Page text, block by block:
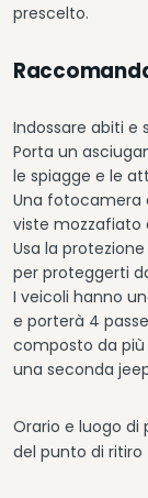
prescelto.
Indossare abiti e
Porta un
le spiagge e le
Una fotocamera
viste mozzafiato
Usa la
per proteggerti
I veicoli hanno
e porterà 4
composto da più
una seconda
Orario e luogo di
del punto di